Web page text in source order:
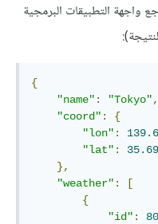
واجهة التطبيقات البرمجية
{
"name" : "Tokyo",
"coord " :
{
"lon" :
"lat" :
35.69
},
"weather" :
[
{
"id " :